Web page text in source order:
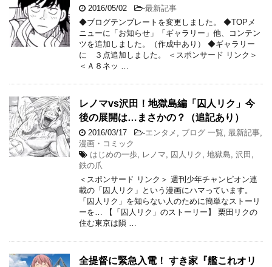
2016/05/02 -最新記事
◆ブログテンプレートを変更しました。 ◆TOPメ
ニューに「お知らせ」「ギャラリー」他、コンテン
ツを追加しました。（作成中あり） ◆ギャラリー
に ３点追加しました。 ＜スポンサード リンク＞
＜Ａ８ネッ …
レノマvs沢田！地獄島編「囚人リク」今
後の展開は…まさかの？（追記あり）
2016/03/17 -エンタメ , ブログ 一覧, 最新記事,
漫画・コミック
はじめの一歩, レノマ, 囚人リク , 地獄島, 沢田 ,
鉄の爪
＜スポンサード リンク＞ 週刊少年チャンピオン連
載の「囚人リク」という漫画にハマっています。
「囚人リク」を知らない人のために簡単なストーリ
ーを… 【「囚人リク」のストーリー】 栗田リクの
住む東京は隕 …
全提督に緊急入電！ すき家『艦これオリ